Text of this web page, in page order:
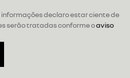
declaro estar ciente de
serão tratadas conforme oaviso